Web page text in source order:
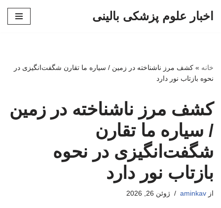
اخبار علوم پزشکی بالینی
خانه » کشف مرز ناشناخته در زمین / سیاره ما تقارن شگفت‌انگیزی در
نحوه بازتاب نور دارد
کشف مرز ناشناخته در زمین
/ سیاره ما تقارن
شگفت‌انگیزی در نحوه
بازتاب نور دارد
از aminkav ژوئن 26, 2026